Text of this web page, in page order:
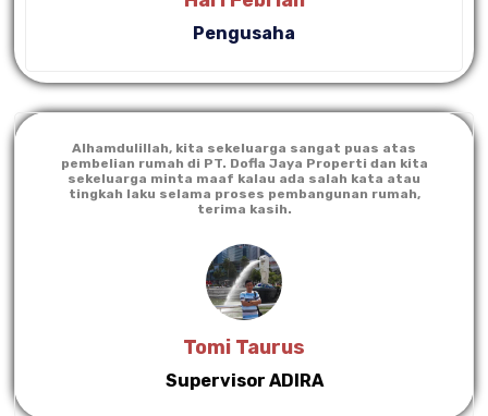
Pengusaha
Alhamdulillah, kita sekeluarga sangat puas atas
pembelian rumah di PT. Dofla Jaya Properti dan kita
sekeluarga minta maaf kalau ada salah kata atau
tingkah laku selama proses pembangunan rumah,
terima kasih.
Tomi Taurus
Supervisor ADIRA